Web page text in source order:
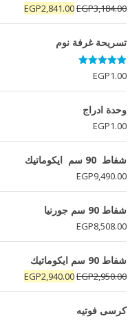
تم التقييم
5.00 من 5EGP3,184.00
السعر
الأصلي
هو:
EGP2,841.00
السعر
الحالي
تسريحة غرفة نوم
تم التقييم
5.00
من 5
EGP1.00
وحدة ادراج
EGP1.00
شفاط 90 سم ايكوماتيك
EGP9,490.00
شفاط 90 سم جورنيا
EGP8,508.00
شفاط 90 سم ايكوماتيك
EGP2,950.00
السعر
الأصلي
EGP2,940.00
السعر
الحالي
كرسى فوتيه